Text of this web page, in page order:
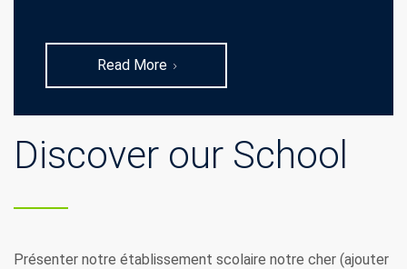
Read More
Discover our School
Présenter notre établissement scolaire notre cher (ajouter